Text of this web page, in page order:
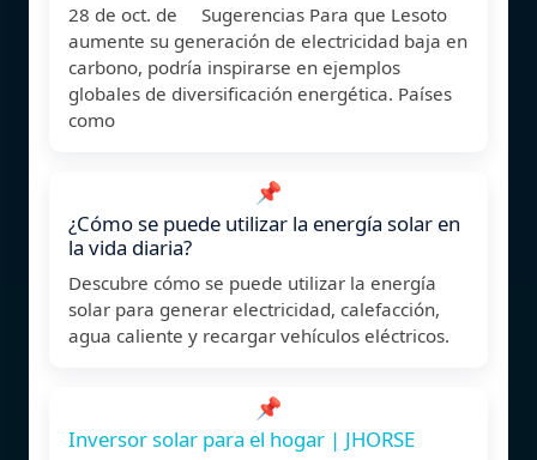
28 de oct. de Sugerencias Para que Lesoto
aumente su generación de electricidad baja en
carbono, podría inspirarse en ejemplos
globales de diversificación energética. Países
como
📌
¿Cómo se puede utilizar la energía solar en
la vida diaria?
Descubre cómo se puede utilizar la energía
solar para generar electricidad, calefacción,
agua caliente y recargar vehículos eléctricos.
📌
Inversor solar para el hogar | JHORSE